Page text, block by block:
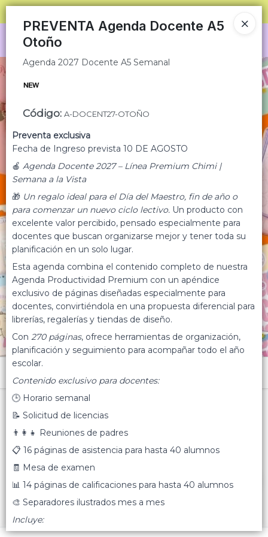
Agenda 2027 Docente A5 Semanal
PREVENTA Agenda Docente A5
Otoño
Agenda 2027 Docente A5 Semanal
Código: A-DOCENT27-OTOÑO
Preventa exclusiva
Fecha de Ingreso prevista 10 DE AGOSTO
🍎 Agenda Docente 2027 – Línea Premium Chimi |
Semana a la Vista
🎁 Un regalo ideal para el Día del Maestro, fin de año o
para comenzar un nuevo ciclo lectivo. Un producto con
excelente valor percibido, pensado especialmente para
docentes que buscan organizarse mejor y tener toda su
planificación en un solo lugar.
Esta agenda combina el contenido completo de nuestra
Agenda Productividad Premium con un apéndice
exclusivo de páginas diseñadas especialmente para
docentes, convirtiéndola en una propuesta diferencial para
librerías, regalerías y tiendas de diseño.
Con 270 páginas, ofrece herramientas de organización,
planificación y seguimiento para acompañar todo el año
escolar.
Contenido exclusivo para docentes:
🕒 Horario semanal
📝 Solicitud de licencias
👨‍👩‍👧 Reuniones de padres
📋 16 páginas de asistencia para hasta 40 alumnos
🧾 Mesa de examen
📊 14 páginas de calificaciones para hasta 40 alumnos
🎨 Separadores ilustrados mes a mes
Incluye:
CONDICIONES COMERCIALES
MINORISTA
CONTACTO
Agenda 2027 Docente A5 Semanal
Lista vacía